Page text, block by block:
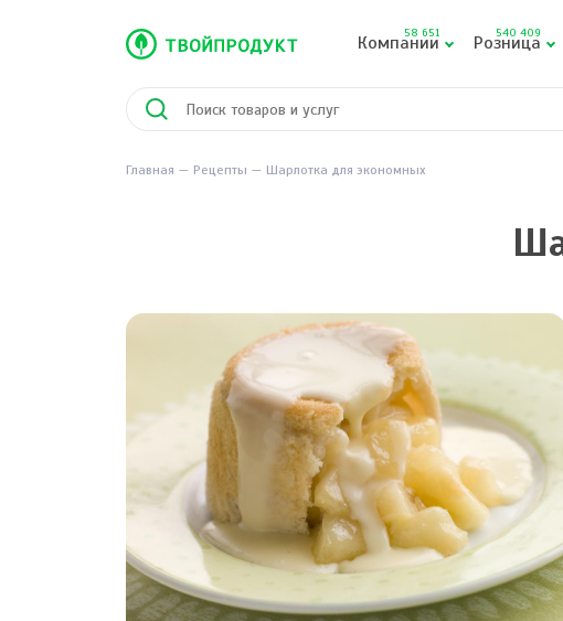
Компании
58 651 Розница
540 409
Главная Рецепты Шарлотка для экономных